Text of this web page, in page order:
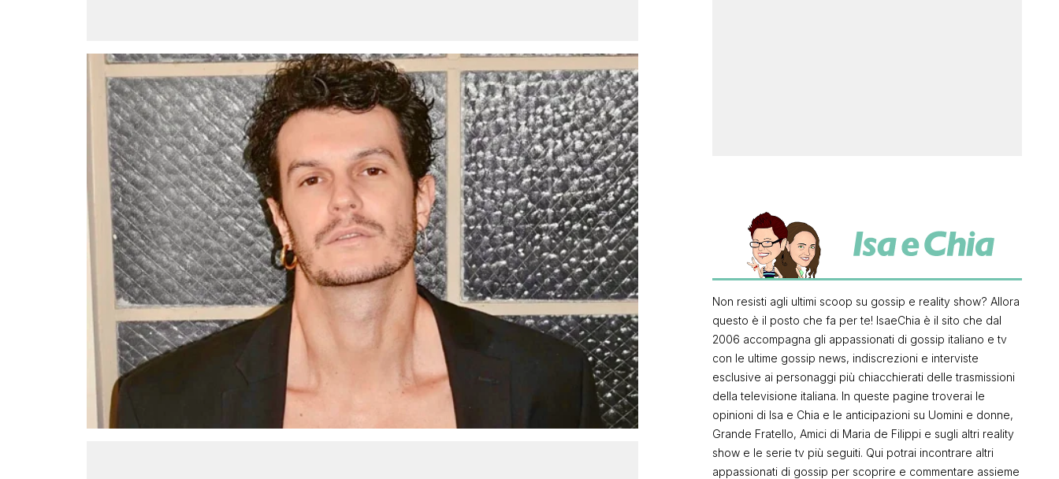
Non resisti agli ultimi scoop su gossip e reality show? Allora
questo è il posto che fa per te! IsaeChia è il sito che dal
2006 accompagna gli appassionati di gossip italiano e tv
con le ultime gossip news, indiscrezioni e interviste
esclusive ai personaggi più chiacchierati delle trasmissioni
della televisione italiana. In queste pagine troverai le
opinioni di Isa e Chia e le anticipazioni su Uomini e donne,
Grande Fratello, Amici di Maria de Filippi e sugli altri reality
show e le serie tv più seguiti. Qui potrai incontrare altri
appassionati di gossip per scoprire e commentare assieme